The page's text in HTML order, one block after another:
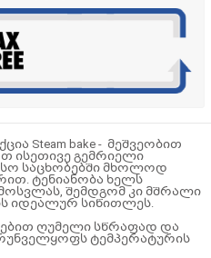
Steam bake - მეშვეობით
ისეთივე გემრიელი
საცხობებში მხოლოდ
ტენიანობა ხელს
შემდგომ კი მშრალი
იდეალურ სიწითლეს.
ღუმელი სწრაფად და
ტემპერატურის